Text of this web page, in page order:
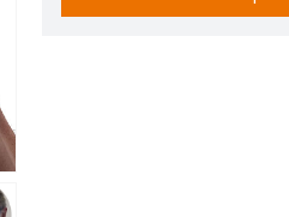
address